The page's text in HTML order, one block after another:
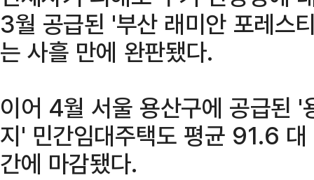
3월 공급된 '부산 래미안 포레스
는 사흘 만에 완판됐다.
이어 4월 서울 용산구에 공급된 '
지' 민간임대주택도 평균 91.6
간에 마감됐다.